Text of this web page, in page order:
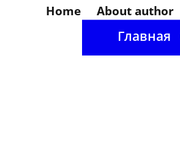
Home About author
Главная